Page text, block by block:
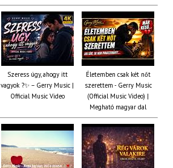
Szeress úgy, ahogy itt
vagyok ?✨ – Gerry Music |
Official Music Video
Életemben csak két nőt
szerettem - Gerry Music
(Official Music Video) |
Megható magyar dal